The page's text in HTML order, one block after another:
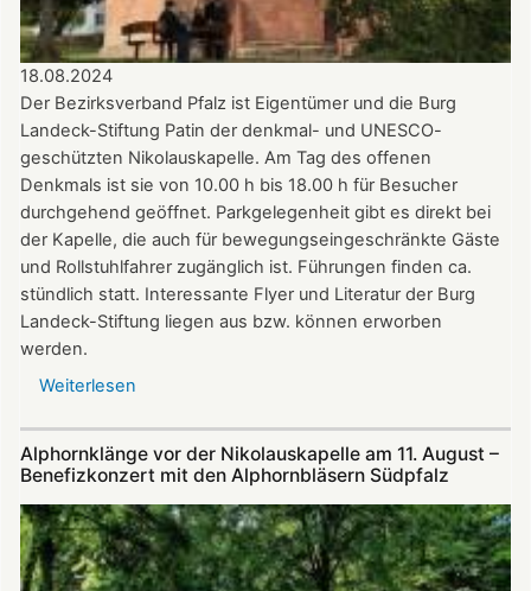
18.08.2024
Der Bezirksverband Pfalz ist Eigentümer und die Burg
Landeck-Stiftung Patin der denkmal- und UNESCO-
geschützten Nikolauskapelle. Am Tag des offenen
Denkmals ist sie von 10.00 h bis 18.00 h für Besucher
durchgehend geöffnet. Parkgelegenheit gibt es direkt bei
der Kapelle, die auch für bewegungseingeschränkte Gäste
und Rollstuhlfahrer zugänglich ist. Führungen finden ca.
stündlich statt. Interessante Flyer und Literatur der Burg
Landeck-Stiftung liegen aus bzw. können erworben
werden.
Weiterlesen
bei
ist
am
Tag
Alphornklänge vor der Nikolauskapelle am 11. August –
Benefizkonzert mit den Alphornbläsern Südpfalz